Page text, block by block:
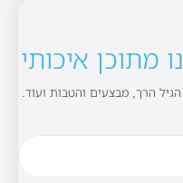
מתוכן איכותי
הרך, מבצעים והטבות ועוד.